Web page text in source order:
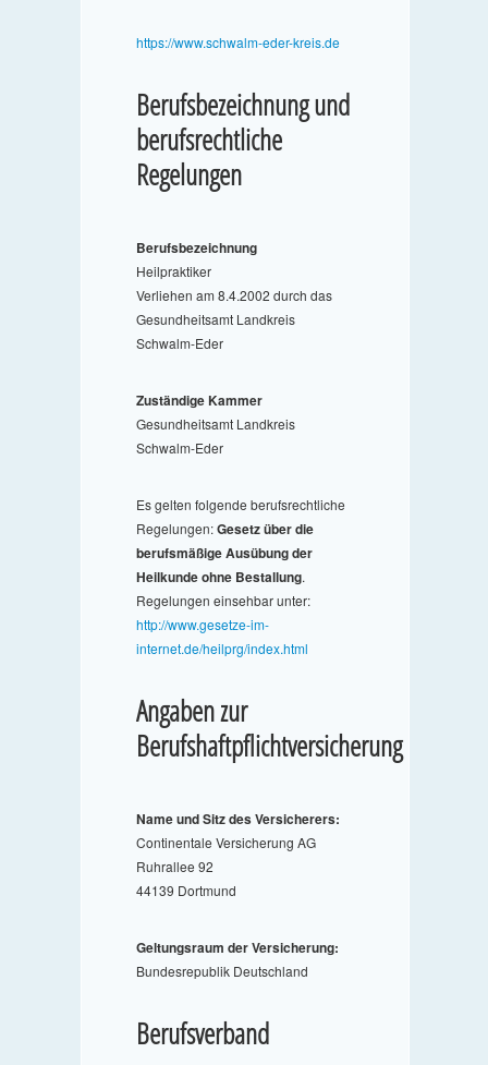
https://www.schwalm-eder-kreis.de
Berufsbezeichnung und
berufsrechtliche
Regelungen
Berufsbezeichnung
Heilpraktiker
Verliehen am 8.4.2002 durch das
Gesundheitsamt Landkreis
Schwalm-Eder
Zuständige Kammer
Gesundheitsamt Landkreis
Schwalm-Eder
Es gelten folgende berufsrechtliche
Regelungen:Gesetz über die
berufsmäßige Ausübung der
Heilkunde ohne Bestallung.
Regelungen einsehbar unter:
http://www.gesetze-im-
internet.de/heilprg/index.html
Angaben zur
Berufshaftpflichtversicherung
Name und Sitz des Versicherers:
Continentale Versicherung AG
Ruhrallee 92
44139 Dortmund
Geltungsraum der Versicherung:
Bundesrepublik Deutschland
Berufsverband